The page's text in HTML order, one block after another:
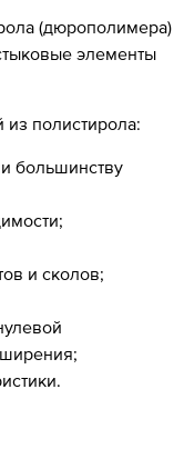
(дюрополимера)
элементы
полистирола:
большинству
и сколов;